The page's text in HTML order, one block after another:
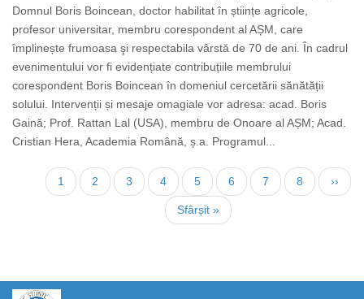
Domnul Boris Boincean, doctor habilitat în științe agricole,
profesor universitar, membru corespondent al AȘM, care
împlinește frumoasa şi respectabila vârstă de 70 de ani. În cadrul
evenimentului vor fi evidențiate contribuțiile membrului
corespondent Boris Boincean în domeniul cercetării sănătății
solului. Intervenții și mesaje omagiale vor adresa: acad. Boris
Gaină; Prof. Rattan Lal (USA), membru de Onoare al AȘM; Acad.
Cristian Hera, Academia Română, ș.a. Programul...
PaginationCurrent
page
1 Page
2 Page
3 Page
4 Page
5 Page
6 Page
7 Page
8
Next
page
››
Last
page
Sfârșit »
https://propletenie.ru/